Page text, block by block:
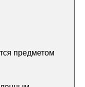
предметом